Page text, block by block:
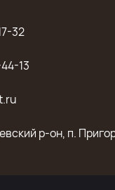
32
13
р-он, п.